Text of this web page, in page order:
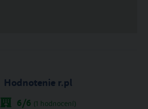
Hodnotenie r.pl
6/6 (1 hodnocení)